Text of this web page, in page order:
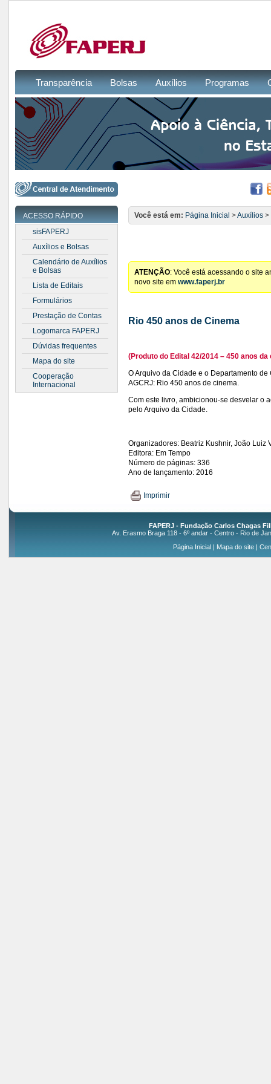
Transparência Bolsas Auxílios Programas
ACESSO RÁPIDO
sisFAPERJ
Auxílios e Bolsas
Calendário de Auxílios
e Bolsas
Lista de Editais
Formulários
Prestação de Contas
Logomarca FAPERJ
Dúvidas frequentes
Mapa do site
Cooperação
Internacional
Você está em: Página Inicial >Auxílios >
ATENÇÃO: Você está acessando o site
novo site em www.faperj.br
Rio 450 anos de Cinema
(Produto do Edital 42/2014 – 450 anos
O Arquivo da Cidade e o Departamento
AGCRJ: Rio 450 anos de cinema.
Com este livro, ambicionou-se desvelar o
pelo Arquivo da Cidade.
Organizadores: Beatriz Kushnir, João Luiz
Editora: Em Tempo
Número de páginas: 336
Ano de lançamento: 2016
Imprimir
FAPERJ - Fundação Carlos Chagas
Av. Erasmo Braga 118 - 6º andar - Centro - Rio de
Página Inicial| Mapa do site|